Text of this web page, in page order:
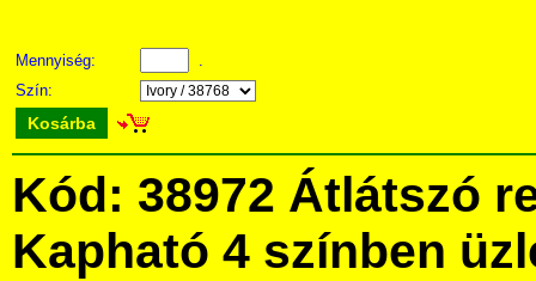
Mennyiség:
.
Szín:
Kosárba
Kód: 38972 Átlátszó
Kapható 4 színben